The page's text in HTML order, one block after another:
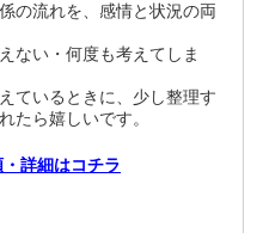
の流れを、感情と状況の両
ない・何度も考えてしま
ているときに、少し整理す
たら嬉しいです。
詳細はコチラ